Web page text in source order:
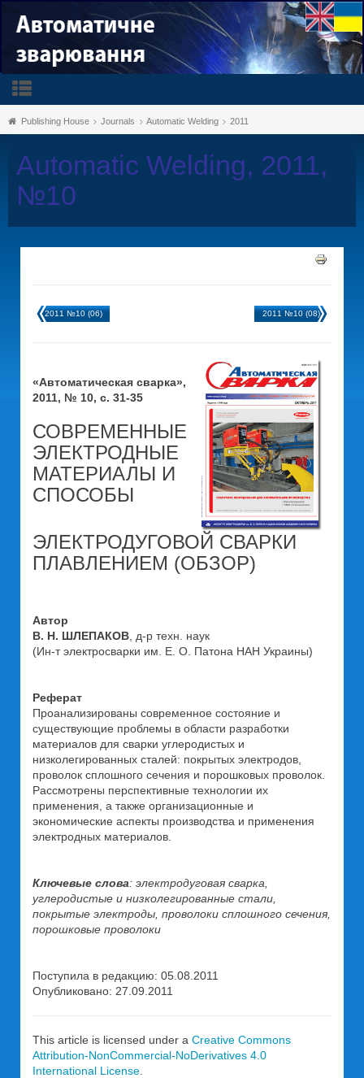
Publishing House Journals Automatic Welding 2011
Automatic Welding, 2011,
№10
2011 №10 (06) 2011 №10 (08)
«Автоматическая сварка»,
2011, № 10, с. 31-35
СОВРЕМЕННЫЕ
ЭЛЕКТРОДНЫЕ
МАТЕРИАЛЫ И
СПОСОБЫ
ЭЛЕКТРОДУГОВОЙ СВАРКИ
ПЛАВЛЕНИЕМ (ОБЗОР)
Автор
В. Н. ШЛЕПАКОВ , д-р техн. наук
(Ин-т электросварки им. Е. О. Патона НАН Украины)
Реферат
Проанализированы современное состояние и
существующие проблемы в области разработки
материалов для сварки углеродистых и
низколегированных сталей: покрытых электродов,
проволок сплошного сечения и порошковых проволок.
Рассмотрены перспективные технологии их
применения, а также организационные и
экономические аспекты производства и применения
электродных материалов.
Ключевые слова: электродуговая сварка,
углеродистые и низколегированные стали,
покрытые электроды, проволоки сплошного сечения,
порошковые проволоки
Поступила в редакцию: 05.08.2011
Опубликовано: 27.09.2011
This article is licensed under a Creative Commons
Attribution-NonCommercial-NoDerivatives 4.0
International License